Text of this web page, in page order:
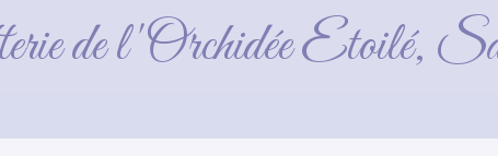
de l'Orchidée Etoilé,
Bebes-2025-05-